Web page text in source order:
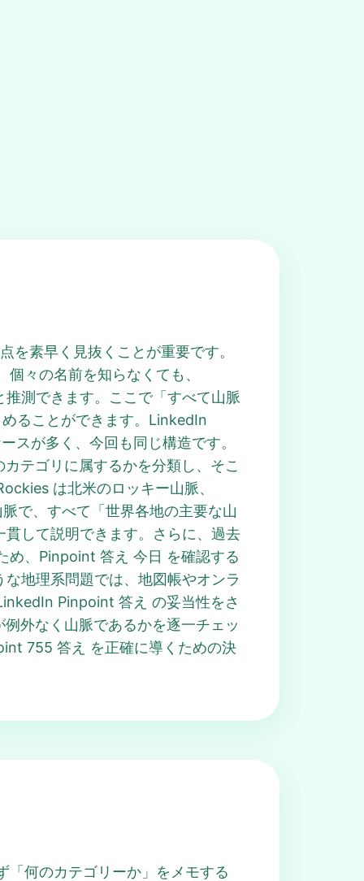
素早く見抜くことが重要です。
々の名前を知らなくても、
測できます。ここで「すべて山脈
ることができます。LinkedIn
スが多く、今回も同じ構造です。
テゴリに属するかを分類し、そこ
は北米のロッキー山脈、
で、すべて「世界各地の主要な山
して説明できます。さらに、過去
め、Pinpoint 答え 今日 を確認する
地理系問題では、地図帳やオンラ
Pinpoint 答え の妥当性をさ
外なく山脈であるかを逐一チェッ
755 答え を正確に導くための決
「何のカテゴリーか」をメモする